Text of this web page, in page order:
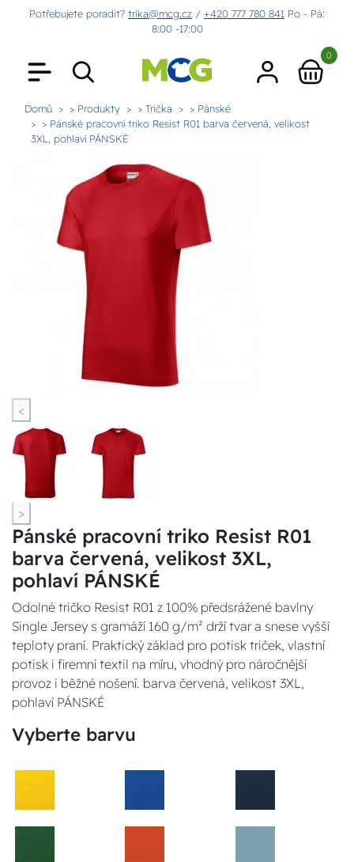
Potřebujete poradit? trika@mcg.cz / +420 777 780 841 Po - Pá:
8:00 -17:00
0
Domů > Produkty > Trička
> Pánské
> Pánské pracovní triko Resist R01 barva červená, velikost
3XL, pohlaví PÁNSKÉ
<
>
Pánské pracovní triko Resist R01
barva červená, velikost 3XL,
pohlaví PÁNSKÉ
Odolné tričko Resist R01 z 100% předsrážené bavlny
Single Jersey s gramáží 160 g/m² drží tvar a snese vyšší
teploty praní. Praktický základ pro potisk triček, vlastní
potisk i firemní textil na míru, vhodný pro náročnější
provoz i běžné nošení. barva červená, velikost 3XL,
pohlaví PÁNSKÉ
Vyberte barvu